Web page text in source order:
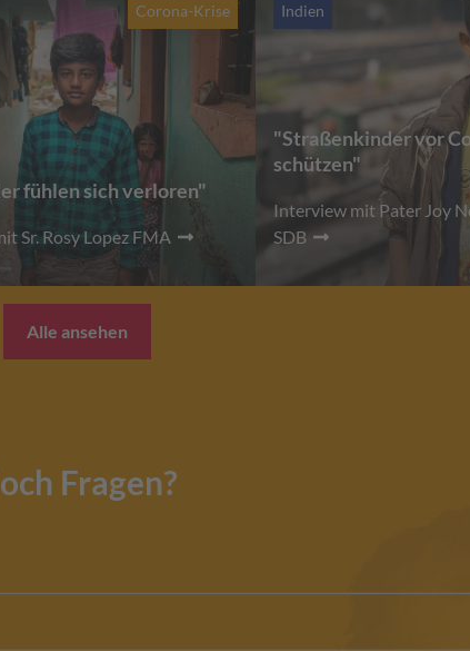
Corona-Krise
fühlen sich verloren"
Sr. Rosy Lopez FMA
Indien
"Straßenkinder vor
schützen"
Interview mit Pater Joy
SDB
Alle ansehen
Fragen?